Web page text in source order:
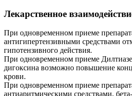
Лекарственное
При одновременном приеме
антигипертензивными средствами
гипотензивного действия.
При одновременном приеме
дигоксина возможно повышение
крови.
При одновременном приеме
антиаритмическими средствами,